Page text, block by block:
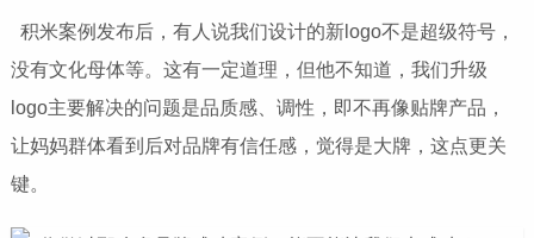
积米案例发布后，有人说我们设计的新logo不是超级符号，
没有文化母体等。这有一定道理，但他不知道，我们升级
logo主要解决的问题是品质感、调性，即不再像贴牌产品，
让妈妈群体看到后对品牌有信任感，觉得是大牌，这点更关
键。